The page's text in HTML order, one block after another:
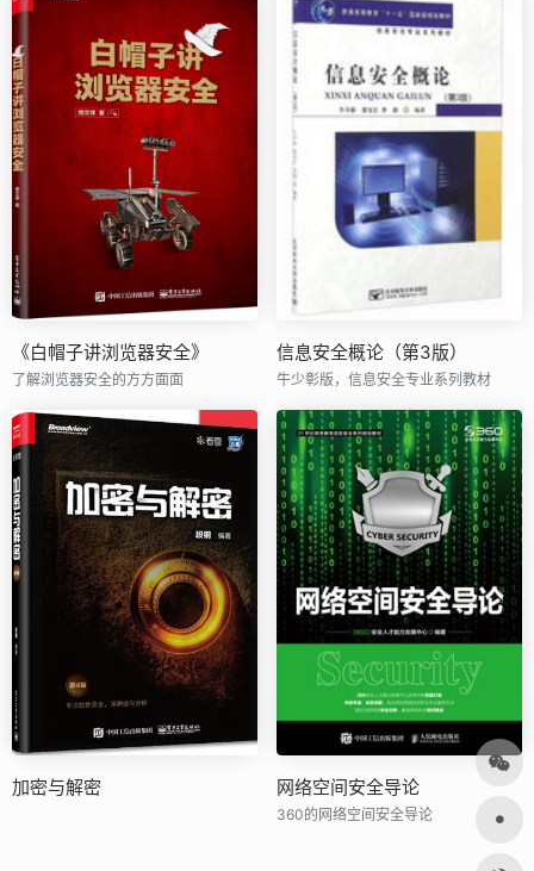
《白帽子讲浏览器安全》
了解浏览器安全的方方面面
信息安全概论（第3版）
牛少彰版，信息安全专业系列教材
加密与解密 网络空间安全导论
360的网络空间安全导论